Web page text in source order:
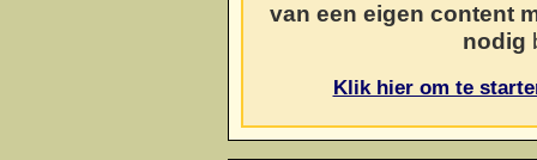
van een eigen content
nodig
Klik hier om te